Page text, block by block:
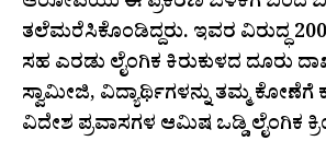
ತಲೆಮರೆಸಿಕೊಂಡಿದ್ದರು. ಇವರ ವಿರುದ್ಧ
ಸಹ ಎರಡು ಲೈಂಗಿಕ ಕಿರುಕುಳದ ದೂರು
ಸ್ವಾಮೀಜಿ, ವಿದ್ಯಾರ್ಥಿಗಳನ್ನು ತಮ್ಮ
ವಿದೇಶ ಪ್ರವಾಸಗಳ ಆಮಿಷ ಒಡ್ಡಿ ಲೈಂಗಿಕ